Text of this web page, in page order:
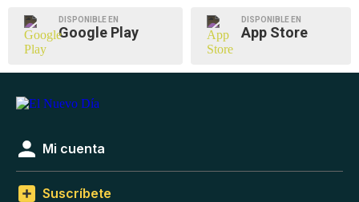
DISPONIBLE EN
Google Play
DISPONIBLE EN
App Store
Mi cuenta
Suscríbete